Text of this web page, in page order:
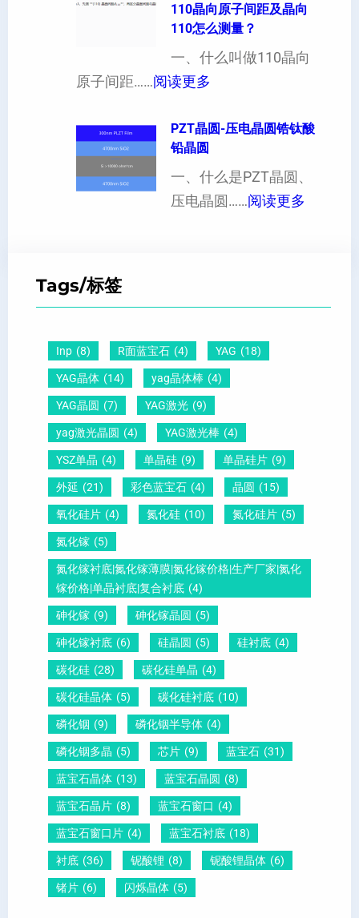
以
定
超
薄
硅
）
度
响
晶
硅
片
白
或
者
因
？
给
你
说
明
110晶向原子间距及晶向
110怎么测量？
一、什么叫做110晶向
原子间距……阅读更多
1
晶
向
晶
向
1
1
0
怎
？
PZT晶圆-压电晶圆锆钛酸
铅晶圆
一、什么是PZT晶圆、
压电晶圆……阅读更多
晶
Tags/标签
Inp (8) R面蓝宝石 (4) YAG (18)
YAG晶体 (14) yag晶体棒 (4)
YAG晶圆 (7) YAG激光 (9)
yag激光晶圆 (4) YAG激光棒 (4)
YSZ单晶 (4) 单晶硅 (9) 单晶硅片 (9)
外延 (21) 彩色蓝宝石 (4) 晶圆 (15)
氧化硅片 (4) 氮化硅 (10) 氮化硅片 (5)
氮化镓 (5)
氮化镓衬底|氮化镓薄膜|氮化镓价格|生产厂家|氮化
镓价格|单晶衬底|复合衬底 (4)
砷化镓 (9) 砷化镓晶圆 (5)
砷化镓衬底 (6) 硅晶圆 (5) 硅衬底 (4)
碳化硅 (28) 碳化硅单晶 (4)
碳化硅晶体 (5) 碳化硅衬底 (10)
磷化铟 (9) 磷化铟半导体 (4)
磷化铟多晶 (5) 芯片 (9) 蓝宝石 (31)
蓝宝石晶体 (13) 蓝宝石晶圆 (8)
蓝宝石晶片 (8) 蓝宝石窗口 (4)
蓝宝石窗口片 (4) 蓝宝石衬底 (18)
衬底 (36) 铌酸锂 (8) 铌酸锂晶体 (6)
锗片 (6) 闪烁晶体 (5)